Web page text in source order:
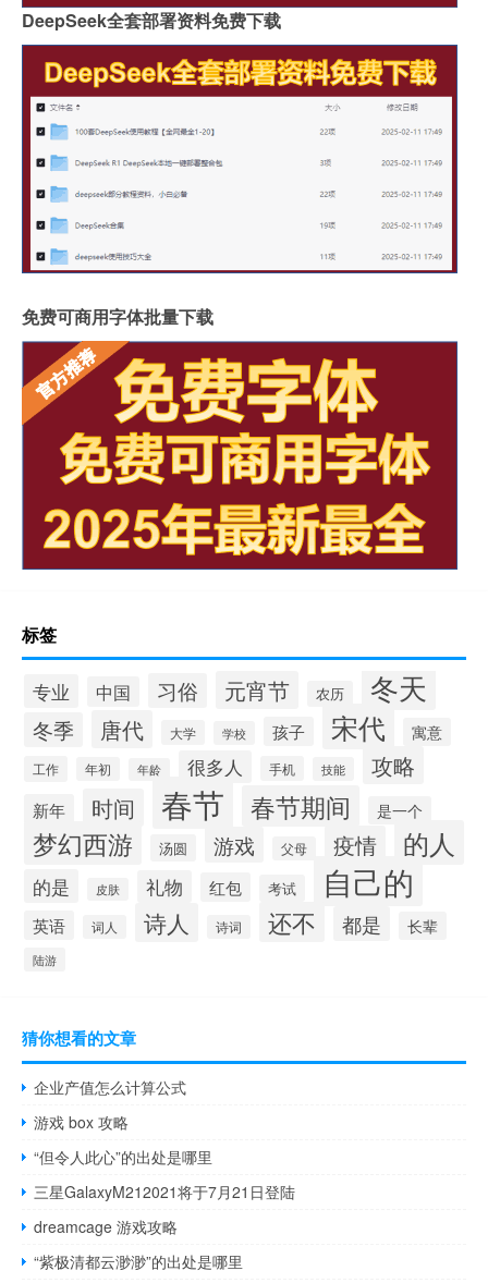
DeepSeek全套部署资料免费下载
免费可商用字体批量下载
标签
专业 中国 习俗 元宵节 农历 冬天
冬季 唐代 大学 学校 孩子 宋代 寓意
工作 年初 年龄 很多人 手机 技能 攻略
新年 时间 春节 春节期间 是一个
梦幻西游 汤圆 游戏 父母 疫情 的人
的是 皮肤 礼物 红包 考试 自己的
英语 词人 诗人 诗词 还不 都是 长辈
陆游
猜你想看的文章
企业产值怎么计算公式
游戏 box 攻略
“但令人此心”的出处是哪里
三星GalaxyM212021将于7月21日登陆
dreamcage 游戏攻略
“紫极清都云渺渺”的出处是哪里